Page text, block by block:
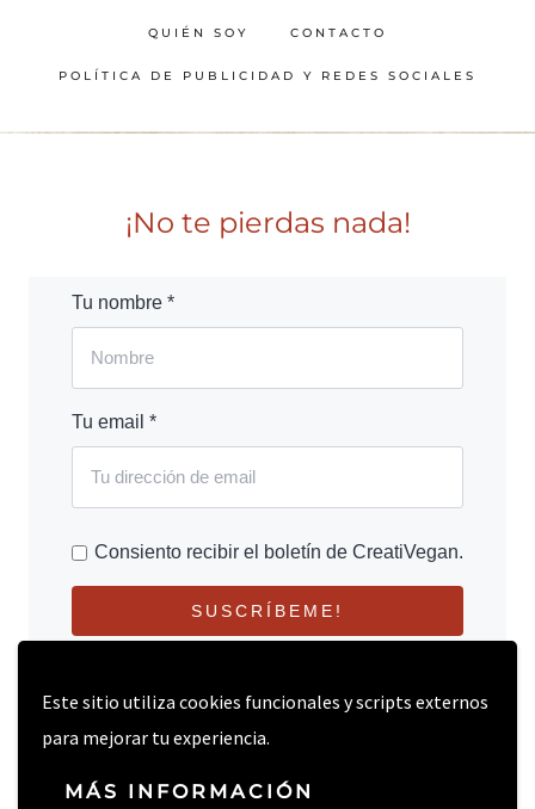
Este sitio utiliza cookies funcionales y scripts externos
para mejorar tu experiencia.
MÁS INFORMACIÓN
QUIÉN SOY CONTACTO
POLÍTICA DE PUBLICIDAD Y REDES SOCIALES
¡No te pierdas nada!
Tu nombre *
Tu email *
Consiento recibir el boletín de CreatiVegan.
SUSCRÍBEME!